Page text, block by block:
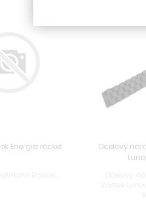
Energia rocket
Ocelový